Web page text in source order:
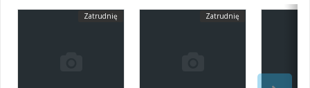
Zatrudnię Zatrudnię